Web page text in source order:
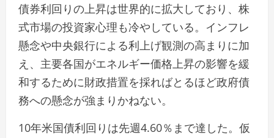
債券利回りの上昇は世界的に拡大しており、株
式市場の投資家心理も冷やしている。インフレ
懸念や中央銀行による利上げ観測の高まりに加
え、主要各国がエネルギー価格上昇の影響を緩
和するために財政措置を採ればとるほど政府債
務への懸念が強まりかねない。
10年米国債利回りは先週4.60％まで達した。仮